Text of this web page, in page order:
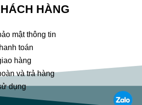
HÀNG
mật thông tin
toán
hàng
và trả hàng
dụng